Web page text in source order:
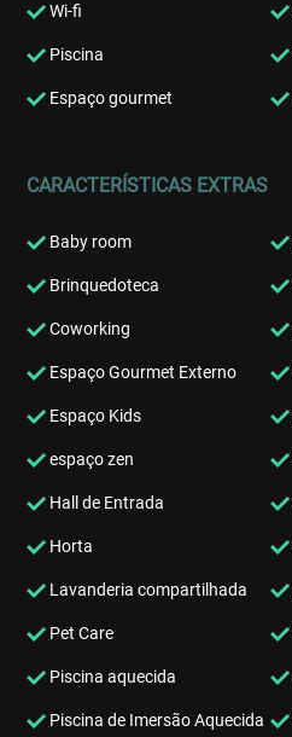
Wi-fi
Piscina
Espaço gourmet
CARACTERÍSTICAS EXTRAS
Baby room
Brinquedoteca
Coworking
Espaço Gourmet Externo
Espaço Kids
espaço zen
Hall de Entrada
Horta
Lavanderia compartilhada
Pet Care
Piscina aquecida
Piscina de Imersão Aquecida